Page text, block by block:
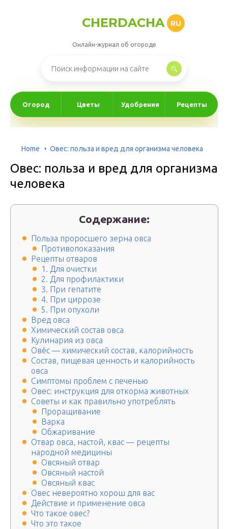
CHERDACHA RU
Онлайн-журнал об огороде
Огород Цветы Удобрения Рецепты
Home Овес: польза и вред для организма человека
Овес: польза и вред для организма
человека
Содержание:
Польза проросшего зерна овса
Противопоказания
Рецепты отваров
1. Для очистки
2. Для профилактики
3. При гепатите
4. При циррозе
5. При опухоли
Вред овса
Химический состав овса
Кулинария из овса
Овёс — химический состав, калорийность
Состав, пищевая ценность и калорийность
овса
Симптомы проблем с печенью
Овес: инструкция для откорма животных
Советы и как правильно употреблять
Проращивание
Варка
Обжаривание
Отвар овса, настой, квас — рецепты
народной медицины
Овсяный отвар
Овсяный настой
Овсяный квас
Овес невероятно хорош для вас
Действие и применение овса
Что такое овес?
Что это такое